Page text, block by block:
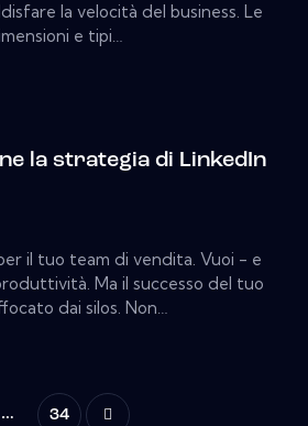
la velocità del business. Le
e tipi…
la strategia di LinkedIn
il tuo team di vendita. Vuoi - e
Ma il successo del tuo
dai silos. Non…
… 34
>